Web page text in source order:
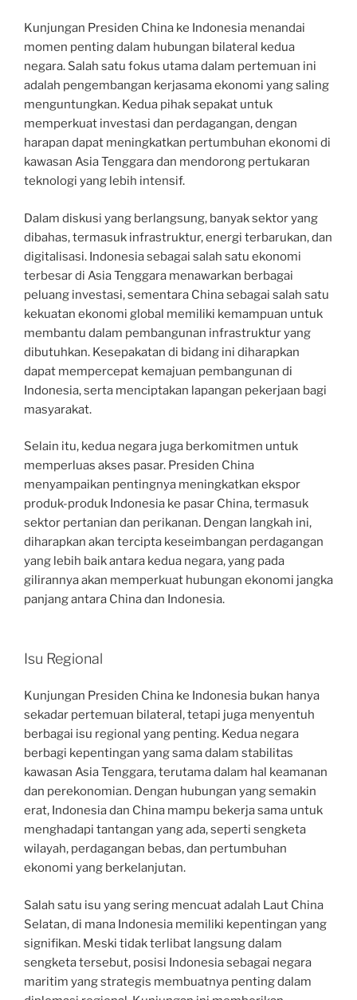
Kunjungan Presiden China ke Indonesia menandai
momen penting dalam hubungan bilateral kedua
negara. Salah satu fokus utama dalam pertemuan ini
adalah pengembangan kerjasama ekonomi yang saling
menguntungkan. Kedua pihak sepakat untuk
memperkuat investasi dan perdagangan, dengan
harapan dapat meningkatkan pertumbuhan ekonomi di
kawasan Asia Tenggara dan mendorong pertukaran
teknologi yang lebih intensif.
Dalam diskusi yang berlangsung, banyak sektor yang
dibahas, termasuk infrastruktur, energi terbarukan, dan
digitalisasi. Indonesia sebagai salah satu ekonomi
terbesar di Asia Tenggara menawarkan berbagai
peluang investasi, sementara China sebagai salah satu
kekuatan ekonomi global memiliki kemampuan untuk
membantu dalam pembangunan infrastruktur yang
dibutuhkan. Kesepakatan di bidang ini diharapkan
dapat mempercepat kemajuan pembangunan di
Indonesia, serta menciptakan lapangan pekerjaan bagi
masyarakat.
Selain itu, kedua negara juga berkomitmen untuk
memperluas akses pasar. Presiden China
menyampaikan pentingnya meningkatkan ekspor
produk-produk Indonesia ke pasar China, termasuk
sektor pertanian dan perikanan. Dengan langkah ini,
diharapkan akan tercipta keseimbangan perdagangan
yang lebih baik antara kedua negara, yang pada
gilirannya akan memperkuat hubungan ekonomi jangka
panjang antara China dan Indonesia.
Isu Regional
Kunjungan Presiden China ke Indonesia bukan hanya
sekadar pertemuan bilateral, tetapi juga menyentuh
berbagai isu regional yang penting. Kedua negara
berbagi kepentingan yang sama dalam stabilitas
kawasan Asia Tenggara, terutama dalam hal keamanan
dan perekonomian. Dengan hubungan yang semakin
erat, Indonesia dan China mampu bekerja sama untuk
menghadapi tantangan yang ada, seperti sengketa
wilayah, perdagangan bebas, dan pertumbuhan
ekonomi yang berkelanjutan.
Salah satu isu yang sering mencuat adalah Laut China
Selatan, di mana Indonesia memiliki kepentingan yang
signifikan. Meski tidak terlibat langsung dalam
sengketa tersebut, posisi Indonesia sebagai negara
maritim yang strategis membuatnya penting dalam